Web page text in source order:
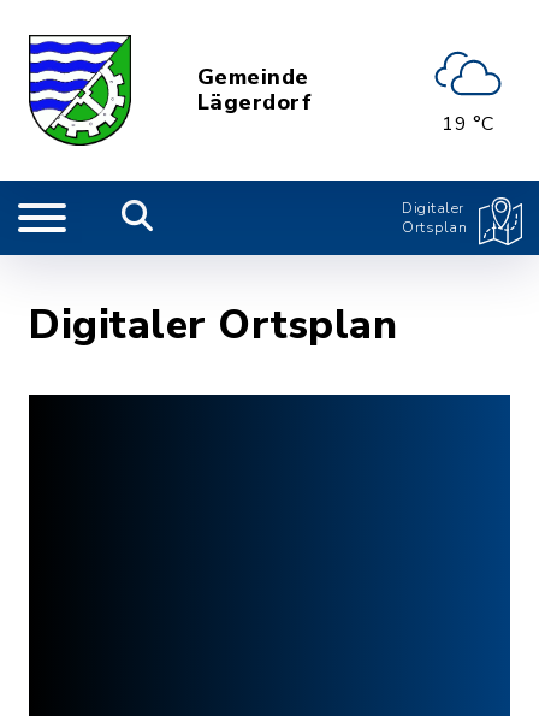
Gemeinde
Lägerdorf
19 °C
Digitaler
Ortsplan
Digitaler Ortsplan